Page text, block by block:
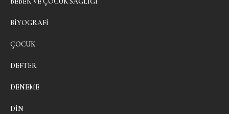
BIYOGRAFI
ÇOCUK
DEFTER
DENEME
DIN